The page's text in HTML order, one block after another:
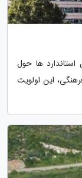
استاندارد ها حول
این اولویت